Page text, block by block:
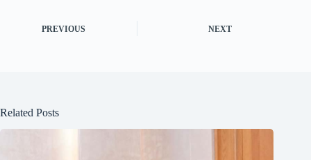
PREVIOUS NEXT
Related Posts